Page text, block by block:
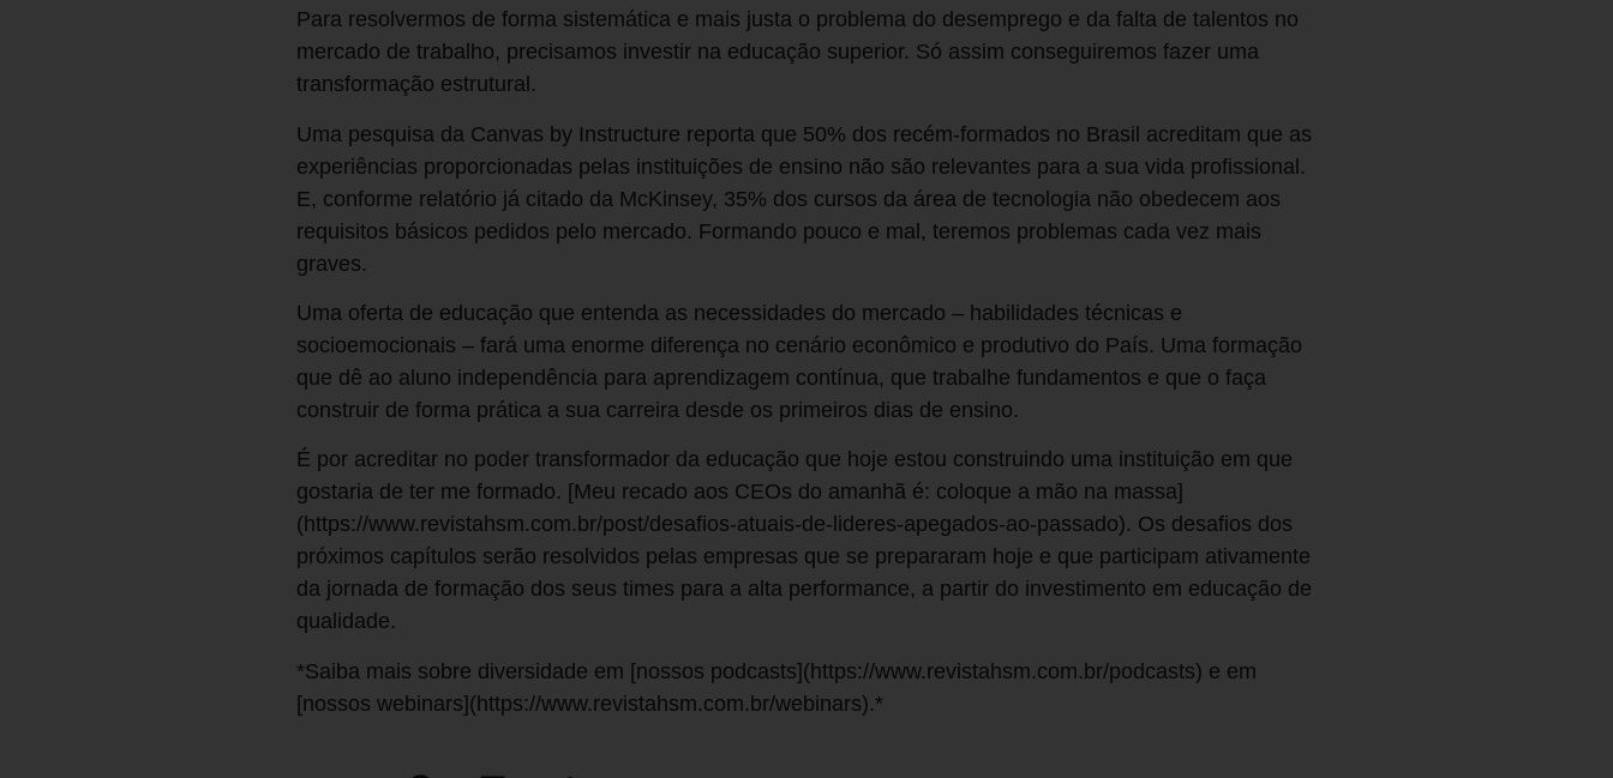
Para resolvermos de forma sistemática e mais justa o problema do desemprego e da falta de talentos no
mercado de trabalho, precisamos investir na educação superior. Só assim conseguiremos fazer uma
transformação estrutural.
Uma pesquisa da Canvas by Instructure reporta que 50% dos recém-formados no Brasil acreditam que as
experiências proporcionadas pelas instituições de ensino não são relevantes para a sua vida profissional.
E, conforme relatório já citado da McKinsey, 35% dos cursos da área de tecnologia não obedecem aos
requisitos básicos pedidos pelo mercado. Formando pouco e mal, teremos problemas cada vez mais
graves.
Uma oferta de educação que entenda as necessidades do mercado – habilidades técnicas e
socioemocionais – fará uma enorme diferença no cenário econômico e produtivo do País. Uma formação
que dê ao aluno independência para aprendizagem contínua, que trabalhe fundamentos e que o faça
construir de forma prática a sua carreira desde os primeiros dias de ensino.
É por acreditar no poder transformador da educação que hoje estou construindo uma instituição em que
gostaria de ter me formado. [Meu recado aos CEOs do amanhã é: coloque a mão na massa]
(https://www.revistahsm.com.br/post/desafios-atuais-de-lideres-apegados-ao-passado). Os desafios dos
próximos capítulos serão resolvidos pelas empresas que se prepararam hoje e que participam ativamente
da jornada de formação dos seus times para a alta performance, a partir do investimento em educação de
qualidade.
*Saiba mais sobre diversidade em [nossos podcasts](https://www.revistahsm.com.br/podcasts) e em
[nossos webinars](https://www.revistahsm.com.br/webinars).*